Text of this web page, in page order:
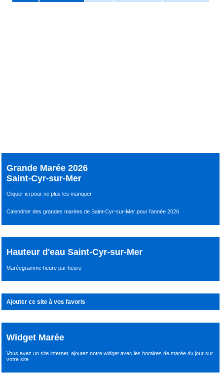
Grande Marée 2026
Saint-Cyr-sur-Mer
Cliquer ici pour ne plus les manquer
Calendrier des grandes marées de Saint-Cyr-sur-Mer pour l’année 2026
Hauteur d'eau Saint-Cyr-sur-Mer
Maréegramme heure par heure
Ajouter ce site à vos favoris
Widget Marée
Vous avez un site internet,ajoutez notre widget avec les horaires de marée du joursur
votre site